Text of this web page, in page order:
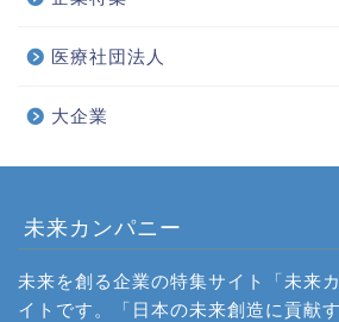
医療社団法人
大企業
未来カンパニー
未来を創る企業の特集サイト「未来
イトです。「日本の未来創造に貢献